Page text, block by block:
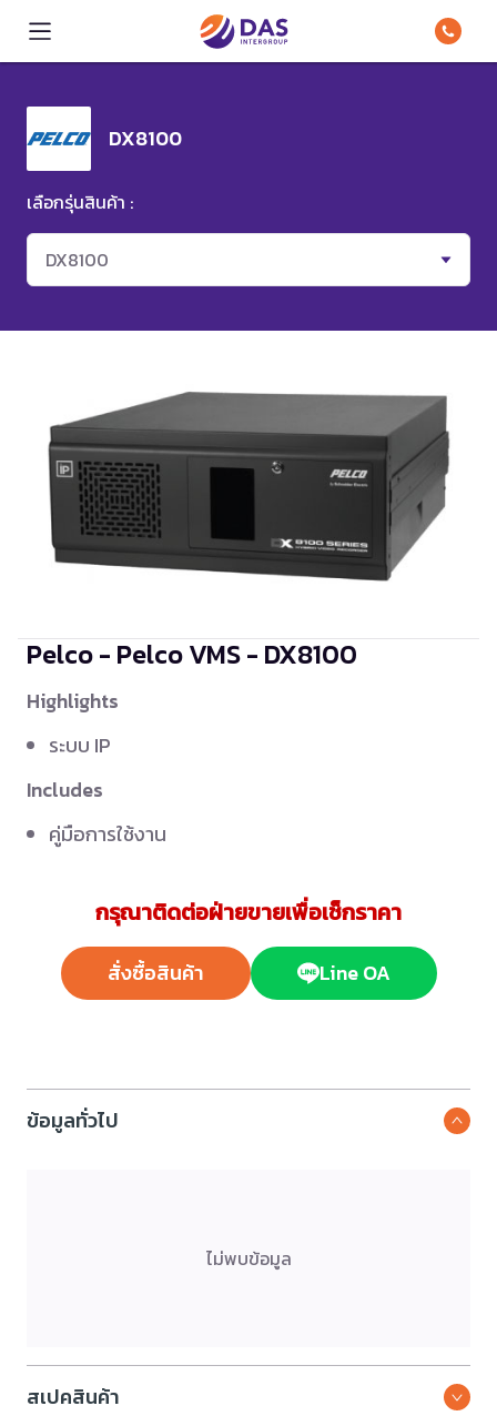
DX8100
เลือกรุ่นสินค้า :
DX8100
Pelco - Pelco VMS - DX8100
Highlights
ระบบ IP
Includes
คู่มือการใช้งาน
กรุณาติดต่อฝ่ายขายเพื่อเช็กราคา
สั่งซื้อสินค้า Line OA
ข้อมูลทั่วไป
ไม่พบข้อมูล
สเปคสินค้า